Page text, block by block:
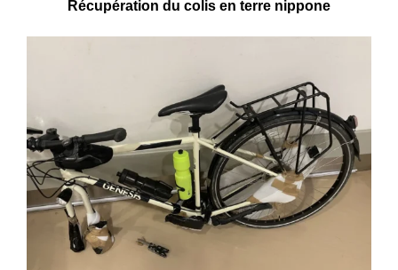
Récupération du colis en terre nippone